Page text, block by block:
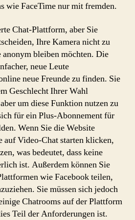
wie FaceTime nur mit fremden.
Chat-Plattform, aber Sie
Ihre Kamera nicht zu
bleiben möchten. Die
neue Leute
neue Freunde zu finden. Sie
Geschlecht Ihrer Wahl
um diese Funktion nutzen zu
für ein Plus-Abonnement für
Wenn Sie die Website
auf Video-Chat starten klicken,
was bedeutet, dass keine
ist. Außerdem können Sie
wie Facebook teilen,
Sie müssen sich jedoch
Chatrooms auf der Plattform
Teil der Anforderungen ist.